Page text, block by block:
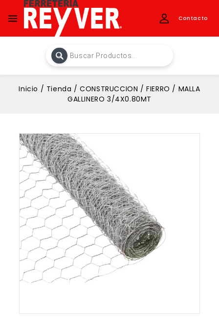
Contacto
Inicio / Tienda / CONSTRUCCION / FIERRO / MALLA
GALLINERO 3/4X0.80MT